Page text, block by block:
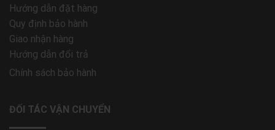
Hướng dẫn đặt hàng
Quy định bảo hành
Giao nhận hàng
Hướng dẫn đổi trả
Chính sách bảo hành
ĐỐI TÁC VẬN CHUYỂN